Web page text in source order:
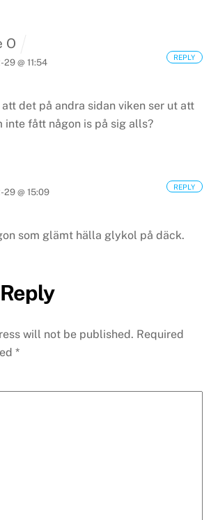
O
@ 11:54
det på andra sidan viken ser ut att
inte fått någon is på sig alls?
REPLY
29 @ 15:09
som glämt hälla glykol på däck.
REPLY
will not be published. Required
*